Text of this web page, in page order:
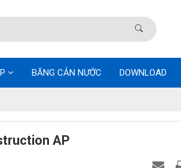
BĂNG CẢN NƯỚC DOWNLOAD
AP